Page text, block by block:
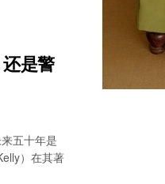
是警
五十年是
）在其著